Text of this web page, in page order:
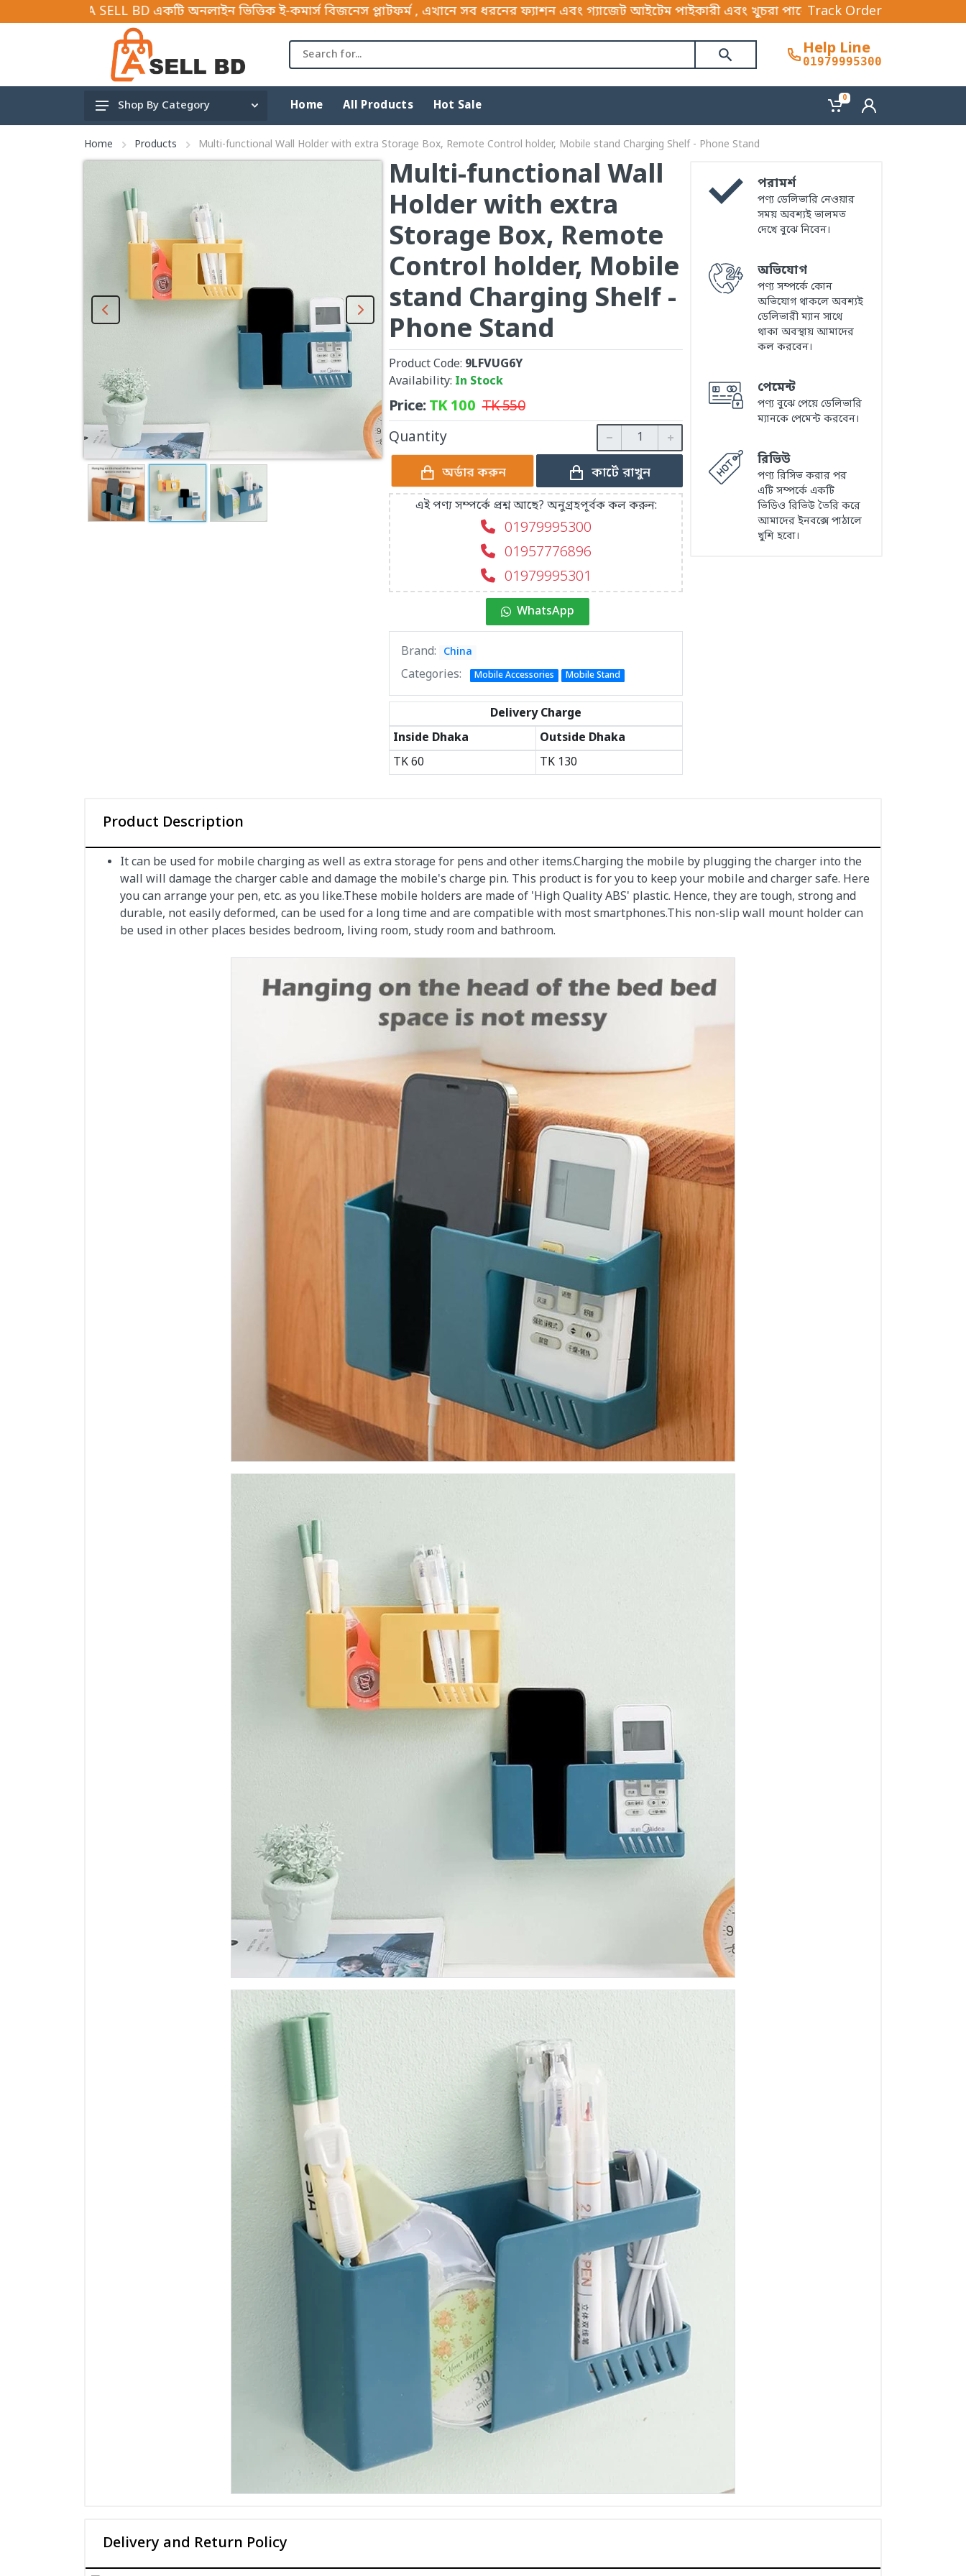
BD একটি অনলাইন ভিত্তিক ই-কমার্স বিজনেস প্লাটফর্ম , এখানে সব ধরনের ফ্যাশন এবং গ্যাজেট আইটেম পাইকারী এবং খুচরা পাবেন। আপনি আমাদের পণ্যের সেবা বাংলাদেশের
Track Order
Help Line
01979995300
Gardening and tools
Hardware Tools & Parts
Mother & Baby
Travels
Shoe accessories
Fishing & Outdoor
Children
Car Accessories
Pet & Animal
View All Categories
Shop By Category Home All Products Hot Sale
0
Home Products Multi-functional Wall Holder with extra Storage Box, Remote Control holder, Mobile stand Charging Shelf - Phone Stand
Multi-functional Wall
Holder with extra
Storage Box, Remote
Control holder, Mobile
stand Charging Shelf -
Phone Stand
Product Code: 9LFVUG6Y
Availability: In Stock
Price:TK100 TK550
Quantity
অর্ডার করুন কার্টে রাখুন
এই পণ্য সম্পর্কে প্রশ্ন আছে? অনুগ্রহপূর্বক কল করুন:
01979995300
01957776896
01979995301
WhatsApp
Brand: China
Categories: Mobile Accessories Mobile Stand
Delivery Charge
Inside Dhaka
Outside Dhaka
TK60 TK 130
পরামর্শ
পণ্য ডেলিভারি নেওয়ার
সময় অবশ্যই ভালমত
দেখে বুঝে নিবেন।
অভিযোগ
পণ্য সম্পর্কে কোন
অভিযোগ থাকলে অবশ্যই
ডেলিভারী ম্যান সাথে
থাকা অবস্থায় আমাদের
কল করবেন।
পেমেন্ট
পণ্য বুঝে পেয়ে ডেলিভারি
ম্যানকে পেমেন্ট করবেন।
রিভিউ
পণ্য রিসিভ করার পর
এটি সম্পর্কে একটি
ভিডিও রিভিউ তৈরি করে
আমাদের ইনবক্সে পাঠালে
খুশি হবো।
Product Description
It can be used for mobile charging as well as extra storage for pens and other items.Charging the mobile by plugging the charger into the
wall will damage the charger cable and damage the mobile's charge pin. This product is for you to keep your mobile and charger safe. Here
you can arrange your pen, etc. as you like.These mobile holders are made of 'High Quality ABS' plastic. Hence, they are tough, strong and
durable, not easily deformed, can be used for a long time and are compatible with most smartphones.This non-slip wall mount holder can
be used in other places besides bedroom, living room, study room and bathroom.
Delivery and Return Policy